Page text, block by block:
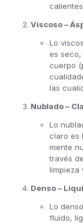
Viscoso –
Lo
es
cuerpo
las
Nublado –
Lo
claro es
mente
través
limpieza
Denso –
Lo
fluido,